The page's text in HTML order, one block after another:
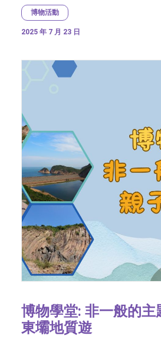
博物活動
2025 年 7 月 23 日
博物學堂: 非一般的主
東壩地質遊